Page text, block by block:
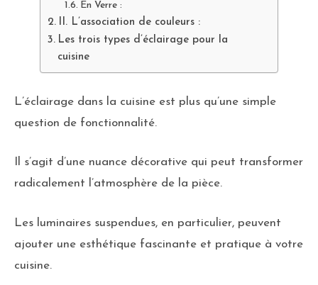
En Verre :
II. L’association de couleurs :
Les trois types d’éclairage pour la
cuisine
L’éclairage dans la cuisine est plus qu’une simple
question de fonctionnalité.
Il s’agit d’une nuance décorative qui peut transformer
radicalement l’atmosphère de la pièce.
Les luminaires suspendues, en particulier, peuvent
ajouter une esthétique fascinante et pratique à votre
cuisine.